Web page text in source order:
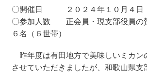
〇開催日 ２０２４年１０月４日
〇参加人数 正会員・現支部役員の
６名（６世帯）
昨年度は有田地方で美味しいミカン
させていただきましたが、和歌山県支